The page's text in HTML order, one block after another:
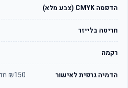
הדפסה CMYK (צבע מלא)
חריטה בלייזר
רקמה
הדמיה גרפית לאישור ₪150 חד-פעמי, חינם ללקוחות פעילים